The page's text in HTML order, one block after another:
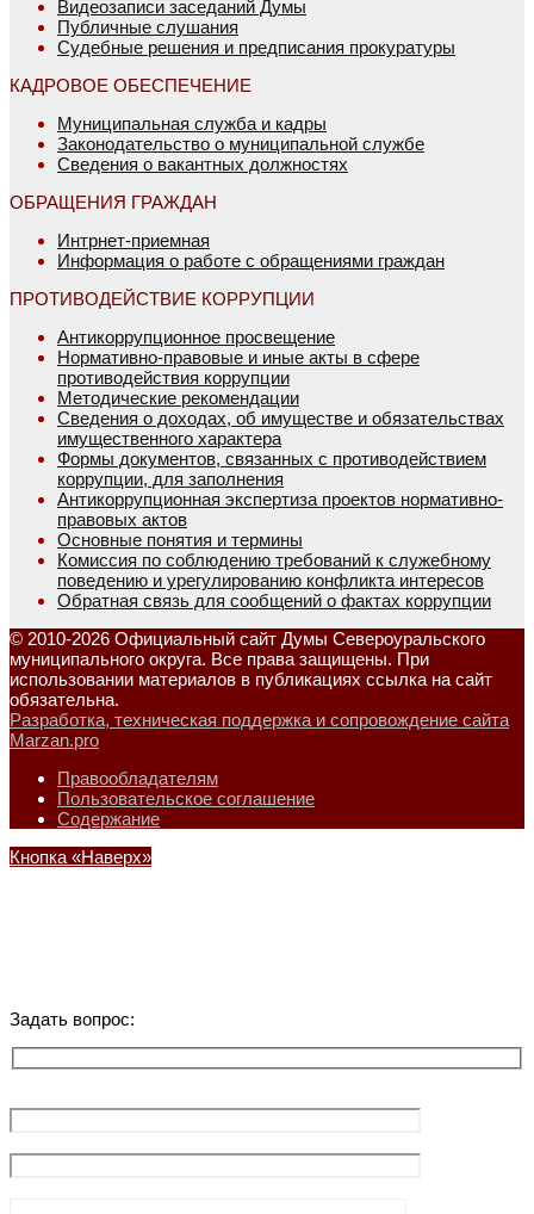
Видеозаписи заседаний Думы
Публичные слушания
Судебные решения и предписания прокуратуры
КАДРОВОЕ ОБЕСПЕЧЕНИЕ
Муниципальная служба и кадры
Законодательство о муниципальной службе
Сведения о вакантных должностях
ОБРАЩЕНИЯ ГРАЖДАН
Интрнет-приемная
Информация о работе с обращениями граждан
ПРОТИВОДЕЙСТВИЕ КОРРУПЦИИ
Антикоррупционное просвещение
Нормативно-правовые и иные акты в сфере
противодействия коррупции
Методические рекомендации
Сведения о доходах, об имуществе и обязательствах
имущественного характера
Формы документов, связанных с противодействием
коррупции, для заполнения
Антикоррупционная экспертиза проектов нормативно-
правовых актов
Основные понятия и термины
Комиссия по соблюдению требований к служебному
поведению и урегулированию конфликта интересов
Обратная связь для сообщений о фактах коррупции
© 2010-2026 Официальный сайт Думы Североуральского
муниципального округа. Все права защищены. При
использовании материалов в публикациях ссылка на сайт
обязательна.
Разработка, техническая поддержка и сопровождение сайта
Marzan.pro
Правообладателям
Пользовательское соглашение
Содержание
Кнопка «Наверх»
Задать вопрос: